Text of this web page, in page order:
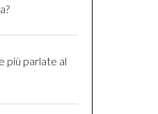
più parlate al